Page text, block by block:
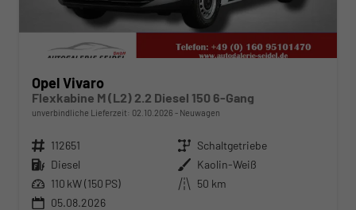
Opel Vivaro
Flexkabine M (L2) 2.2 Diesel 150 6-Gang
unverbindliche Lieferzeit: 02.10.2026 Neuwagen
Fahrzeugnr. 112651 Getriebe Schaltgetriebe
Kraftstoff Diesel Außenfarbe Kaolin-Weiß
Leistung 110 kW (150 PS) Kilometerstand 50 km
05.08.2026